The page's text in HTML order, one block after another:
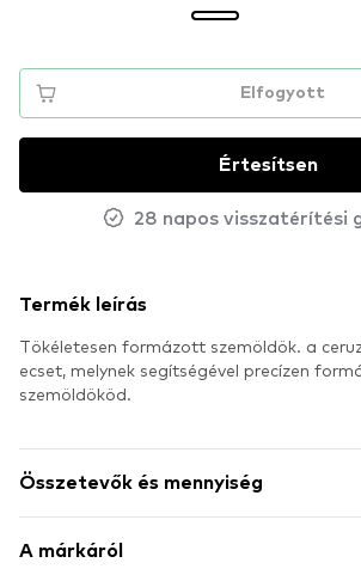
Elfogyott
Értesítsen
28 napos visszatérítési
Termék leírás
Tökéletesen formázott szemöldök. a
ecset, melynek segítségével precízen
szemöldököd.
Összetevők és mennyiség
A márkáról